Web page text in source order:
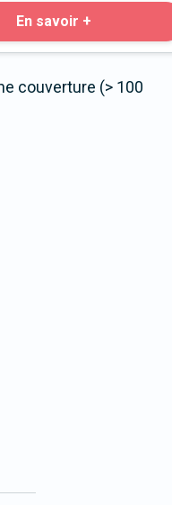
En savoir +
couverture (> 100